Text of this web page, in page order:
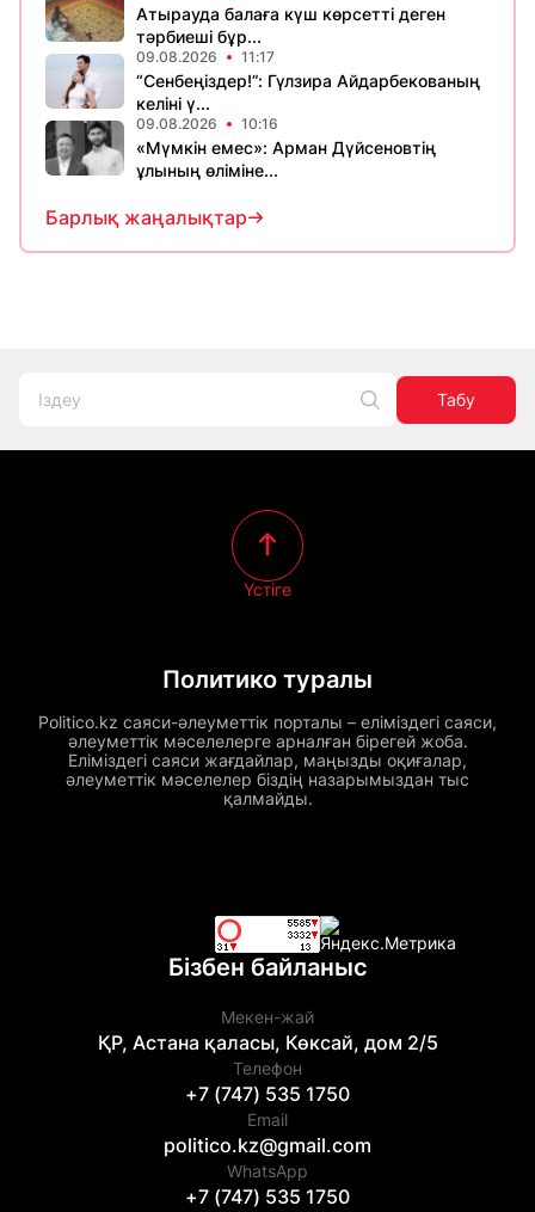
Атырауда балаға күш көрсетті деген
тәрбиеші бұр...
09.08.2026 11:17
“Сенбеңіздер!”: Гүлзира Айдарбекованың
келіні ү...
09.08.2026 10:16
«Мүмкін емес»: Арман Дүйсеновтің
ұлының өліміне...
Барлық жаңалықтар
Табу
Политико туралы
Politico.kz саяси-әлеуметтік порталы – еліміздегі саяси,
әлеуметтік мәселелерге арналған бірегей жоба.
Еліміздегі саяси жағдайлар, маңызды оқиғалар,
әлеуметтік мәселелер біздің назарымыздан тыс
қалмайды.
Үстіге
Бізбен байланыс
Мекен-жай
ҚР, Астана қаласы, Көксай, дом 2/5
Телефон
+7 (747) 535 1750
Email
politico.kz@gmail.com
WhatsApp
+7 (747) 535 1750